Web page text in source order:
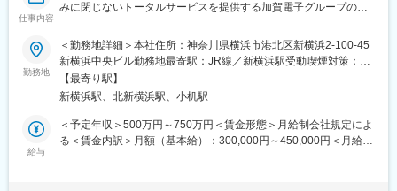
仕事内容
みに閉じないトータルサービスを提供する加賀電子グループの強
■業務内容：
自社製HMI開発ツール(CGI Studio、UI Conductor)の拡販、および
ソリューション提案業務を行います。社内アカウント営業やエン
ジニアと連携し、自動車メーカー、自動車部品メーカー等をはじ
めとした顧客の次世代製品の開発スケジュールや課題に合わせて
最適な提案を行います。
勤務地
＜勤務地詳細＞本社住所：神奈川県横浜市港北区新横浜2-100-45
新横浜中央ビル勤務地最寄駅：JR線／新横浜駅受動喫煙対策：屋
内全面禁煙変更の範囲：会社の定める事業所
【最寄り駅】
新横浜駅、北新横浜駅、小机駅
給与
＜予定年収＞500万円～750万円＜賃金形態＞月給制会社規定によ
る＜賃金内訳＞月額（基本給）：300,000円～450,000円＜月給＞